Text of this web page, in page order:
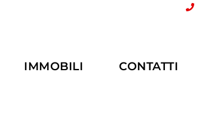
IMMOBILI CONTATTI